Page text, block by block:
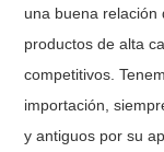
una buena
productos de alta
competitivos.
importación,
y antiguos por su